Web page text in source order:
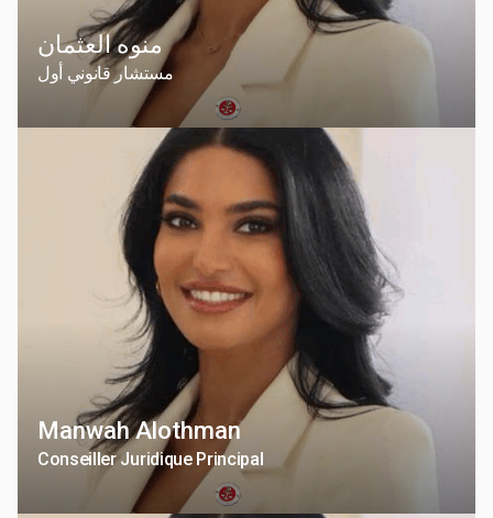
منوه العثمان
مستشار قانوني أول
Manwah Alothman
Conseiller Juridique Principal